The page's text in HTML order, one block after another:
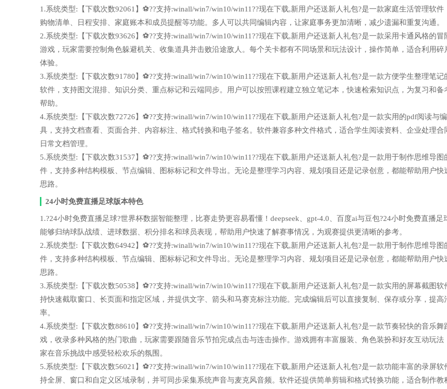
1.系统类型:【下载次数92061】⚽??支持:winall/win7/win10/win11??现在下载,新用户还送新人礼包?是一款家庭生活管理软件
购物清单、日程安排、家庭账本和成员提醒等功能。多人可以共同编辑内容，让家庭事务更加清晰，减少遗漏和重复沟通。
2.系统类型:【下载次数93626】⚽??支持:winall/win7/win10/win11??现在下载,新用户还送新人礼包?是一款采用卡通风格的冒
游戏，玩家需要控制角色躲避机关、收集道具并击败沿途敌人。每个关卡都有不同场景和玩法设计，操作简单，适合利用碎
体验。
3.系统类型:【下载次数91780】⚽??支持:winall/win7/win10/win11??现在下载,新用户还送新人礼包?是一款方便学生整理笔记
软件，支持图文混排、知识分类、重点标记和云端同步。用户可以按照课程建立独立笔记本，快速检索知识点，为复习和备
帮助。
4.系统类型:【下载次数72726】⚽??支持:winall/win7/win10/win11??现在下载,新用户还送新人礼包?是一款实用的pdf阅读与
具，支持文档查看、页面合并、内容标注、格式转换和电子签名。软件兼容多种文件格式，适合学生阅读资料、企业处理合
日常文档管理。
5.系统类型:【下载次数31537】⚽??支持:winall/win7/win10/win11??现在下载,新用户还送新人礼包?是一款用于制作思维导图
件，支持多种结构模板、节点编辑、图标标记和文件导出。无论是整理学习内容、规划项目还是记录创意，都能帮助用户快
思路。
24小时免费直播足球版本特色
1.?24小时免费直播足球?世界杯数据智能整理，比赛走势更容易看懂！deepseek、gpt-4.0、百度ai与豆包?24小时免费直播足
能够归纳球队战绩、进球数据、积分排名和球员表现，帮助用户快速了解赛事情况，为观赛提供更清晰的参考。
2.系统类型:【下载次数64942】⚽??支持:winall/win7/win10/win11??现在下载,新用户还送新人礼包?是一款用于制作思维导图
件，支持多种结构模板、节点编辑、图标标记和文件导出。无论是整理学习内容、规划项目还是记录创意，都能帮助用户快
思路。
3.系统类型:【下载次数50538】⚽??支持:winall/win7/win10/win11??现在下载,新用户还送新人礼包?是一款实用的屏幕截图软
持快速截取窗口、长页面和指定区域，并提供文字、箭头和马赛克标注功能。完成编辑后可以直接复制、保存或分享，提高
率。
4.系统类型:【下载次数88610】⚽??支持:winall/win7/win10/win11??现在下载,新用户还送新人礼包?是一款节奏轻快的音乐舞
戏，收录多种风格的热门歌曲，玩家需要跟随音乐节拍完成点击与连击操作。游戏拥有丰富服装、角色装扮和好友互动玩法
家在音乐挑战中感受轻松欢乐的氛围。
5.系统类型:【下载次数56021】⚽??支持:winall/win7/win10/win11??现在下载,新用户还送新人礼包?是一款功能丰富的录屏软
持全屏、窗口和自定义区域录制，并可同步采集系统声音与麦克风音频。软件还提供简单剪辑和格式转换功能，适合制作教